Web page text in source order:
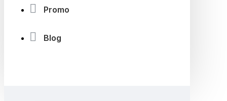
Promo
Blog